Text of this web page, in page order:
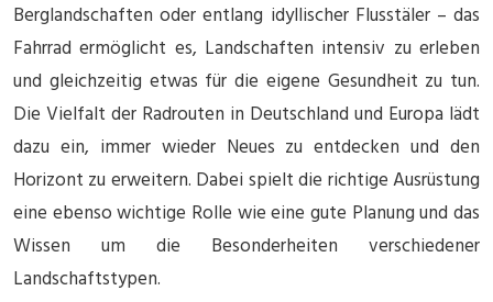
Berglandschaften oder entlang idyllischer Flusstäler – das
Fahrrad ermöglicht es, Landschaften intensiv zu erleben
und gleichzeitig etwas für die eigene Gesundheit zu tun.
Die Vielfalt der Radrouten in Deutschland und Europa lädt
dazu ein, immer wieder Neues zu entdecken und den
Horizont zu erweitern. Dabei spielt die richtige Ausrüstung
eine ebenso wichtige Rolle wie eine gute Planung und das
Wissen um die Besonderheiten verschiedener
Landschaftstypen.